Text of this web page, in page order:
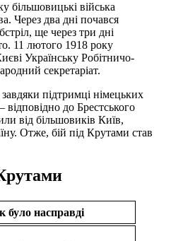
більшовицькі війська
Через два дні почався
ще через три дні
11 лютого 1918 року
Українську Робітничо-
секретаріат.
підтримці німецьких
до Брестського
від більшовиків Київ,
Отже, бій під Крутами став
було насправді